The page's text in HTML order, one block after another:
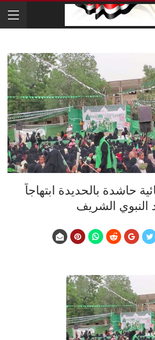
حاشدة بالحديدة ابتهاجاً
النبوي الشريف